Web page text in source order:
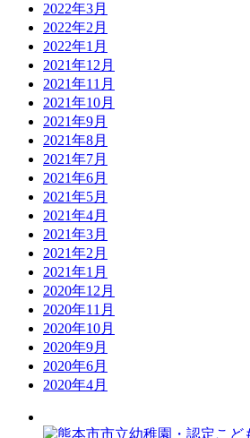
2022年3月
2022年2月
2022年1月
2021年12月
2021年11月
2021年10月
2021年9月
2021年8月
2021年7月
2021年6月
2021年5月
2021年4月
2021年3月
2021年2月
2021年1月
2020年12月
2020年11月
2020年10月
2020年9月
2020年6月
2020年4月